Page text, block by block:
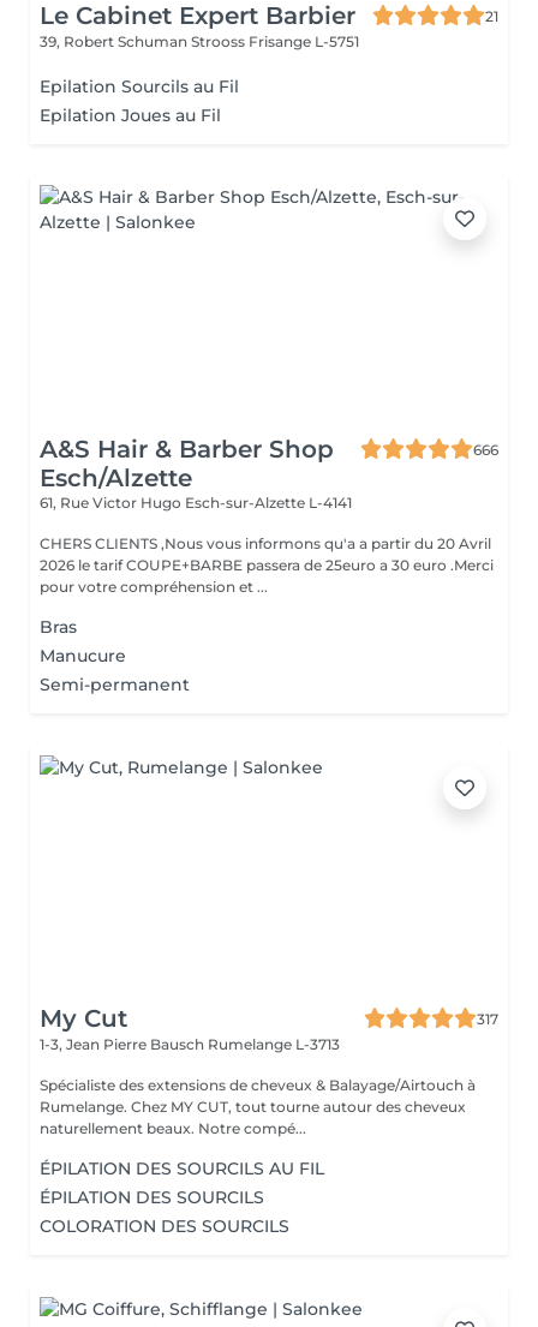
Le Cabinet Expert Barbier
21
39, Robert Schuman Strooss Frisange L-5751
Epilation Sourcils au Fil
Epilation Joues au Fil
A&S Hair & Barber Shop
Esch/Alzette
666
61, Rue Victor Hugo Esch-sur-Alzette L-4141
CHERS CLIENTS ,Nous vous informons qu'a a partir du 20 Avril
2026 le tarif COUPE+BARBE passera de 25euro a 30 euro .Merci
pour votre compréhension et ...
Bras
Manucure
Semi-permanent
My Cut
317
1-3, Jean Pierre Bausch Rumelange L-3713
Spécialiste des extensions de cheveux & Balayage/Airtouch à
Rumelange. Chez MY CUT, tout tourne autour des cheveux
naturellement beaux. Notre compé...
ÉPILATION DES SOURCILS AU FIL
ÉPILATION DES SOURCILS
COLORATION DES SOURCILS